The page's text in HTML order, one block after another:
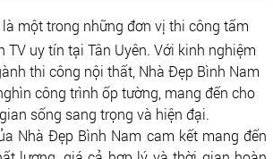
một trong những đơn vị thi công tấm
TV uy tín tại Tân Uyên. Với kinh nghiệm
thi công nội thất, Nhà Đẹp Bình Nam
công trình ốp tường, mang đến cho
sống sang trọng và hiện đại.
Nhà Đẹp Bình Nam cam kết mang đến